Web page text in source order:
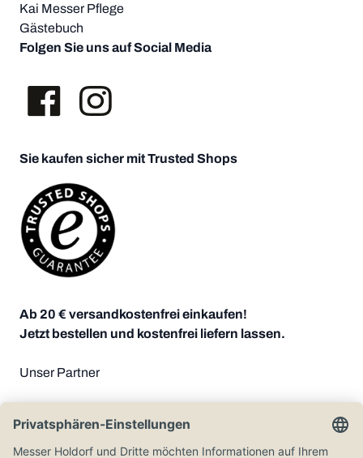
Kai Messer Pflege
Gästebuch
Folgen Sie uns auf Social Media
Sie kaufen sicher mit Trusted Shops
Ab 20 € versandkostenfrei einkaufen!
Jetzt bestellen und kostenfrei liefern lassen.
Unser Partner